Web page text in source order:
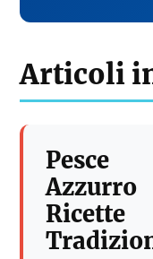
Articoli
Pesce
Azzurro
Ricette